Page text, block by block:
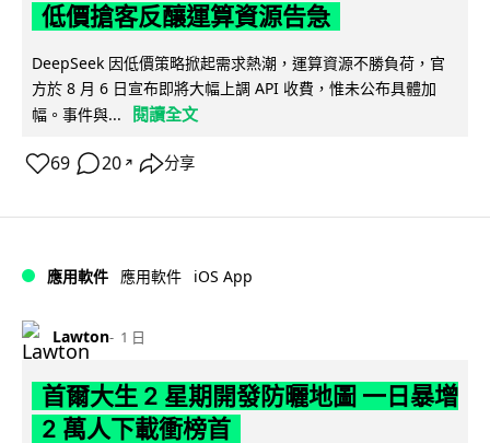
低價搶客反釀運算資源告急
DeepSeek 因低價策略掀起需求熱潮，運算資源不勝負荷，官
方於 8 月 6 日宣布即將大幅上調 API 收費，惟未公布具體加
幅。事件與...
閱讀全文
69 20 ↗ 分享
應用軟件 應用軟件 iOS App
Lawton 1 日
首爾大生 2 星期開發防曬地圖 一日暴增
2 萬人下載衝榜首